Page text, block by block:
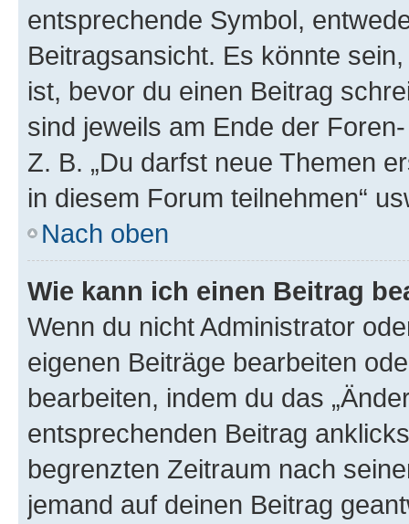
entsprechende Symbol,
Beitragsansicht. Es könnte
ist, bevor du einen Beitrag
sind jeweils am Ende der
Z. B. „Du darfst neue Themen
in diesem Forum teilnehmen“
Nach oben
Wie kann ich einen Beitrag
Wenn du nicht Administrator
eigenen Beiträge bearbeiten
bearbeiten, indem du das
entsprechenden Beitrag
begrenzten Zeitraum nach
jemand auf deinen Beitrag